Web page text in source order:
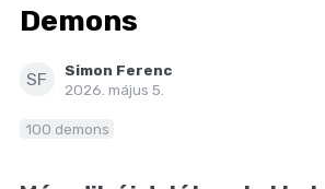
INTERJÚK
PREMIEREK
Demons
SF
Simon Ferenc
2026. május 5.
100 demons